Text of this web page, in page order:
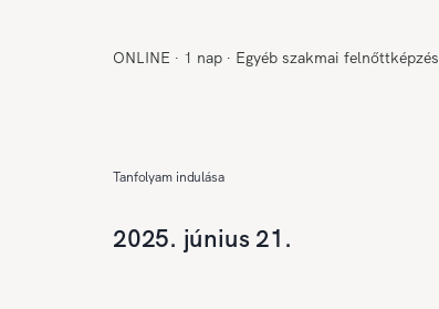
ONLINE ∙ 1 nap ∙ Egyéb szakmai felnőttképzés
Tanfolyam indulása
2025. június 21.